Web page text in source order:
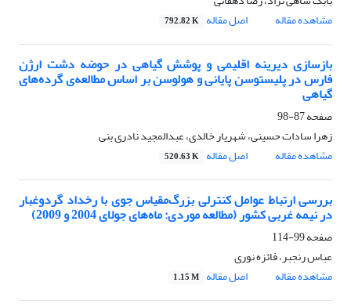
مشاهده مقاله
اصل مقاله 792.82 K
باز‌سازی دیرینه اقلیمی و پوشش گیاهی در حوضه دشت ارژن
فارس در پلیستوسن پایانی و هولوسن بر اساس مطالعه‌ی گرده‌های
گیاهی
صفحه87-98
زهرا سادات حسینی، شهریار خالدی، عبدالمجید نادری بنی
مشاهده مقاله
اصل مقاله 520.63 K
بررسی ارتباط عوامل کنترلی بزرگ‌مقیاس جوی با رخداد گردوغبار
در نیمه غربی کشور (مطالعه موردی: ماه‌های جولای 2004 و 2009)
صفحه99-114
عباس رنجبر، فائزه نوری
مشاهده مقاله
اصل مقاله 1.15 M